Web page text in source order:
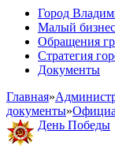
Город
Малый бизнес
Обращения
Стратегия
Документы
Главная»
документы»
День Победы